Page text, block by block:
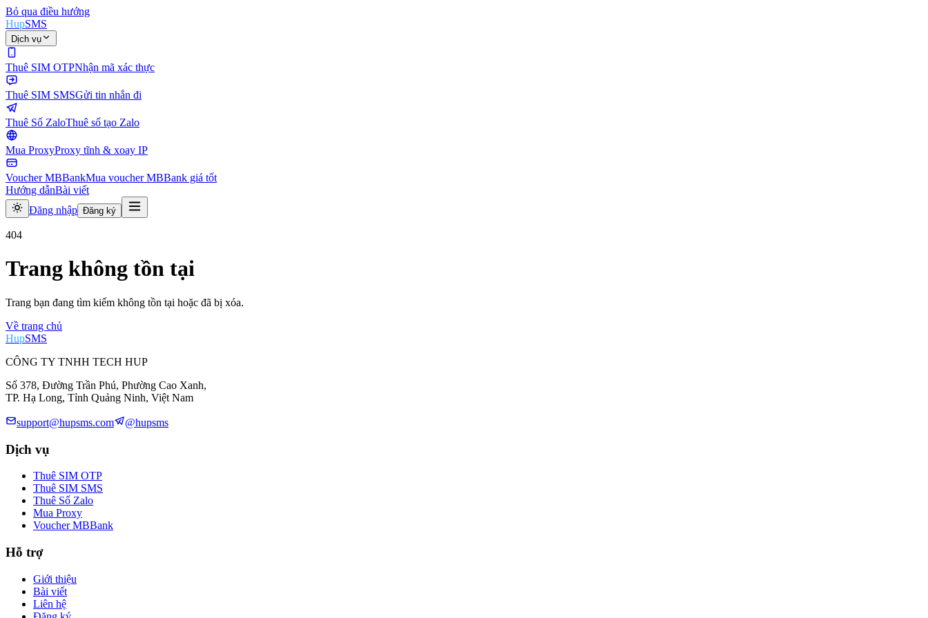
Bỏ qua điều hướng
HupSMS
Dịch vụ
Thuê SIM OTPNhận mã xác thực
Thuê SIM SMSGửi tin nhắn đi
Thuê Số ZaloThuê số tạo Zalo
Mua ProxyProxy tĩnh & xoay IP
Voucher MBBankMua voucher MBBank giá tốt
Hướng dẫnBài viết
Đăng nhập Đăng ký
404
Trang không tồn tại
Trang bạn đang tìm kiếm không tồn tại hoặc đã bị xóa.
Về trang chủ
HupSMS
CÔNG TY TNHH TECH HUP
Số 378, Đường Trần Phú, Phường Cao Xanh,
TP. Hạ Long, Tỉnh Quảng Ninh, Việt Nam
support@hupsms.com @hupsms
Dịch vụ
Thuê SIM OTP
Thuê SIM SMS
Thuê Số Zalo
Mua Proxy
Voucher MBBank
Hỗ trợ
Giới thiệu
Bài viết
Liên hệ